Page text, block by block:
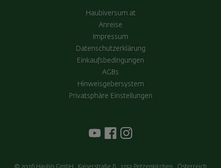
Haubiversum.at
Anreise
Impressum
Datenschutzerklärung
Einkaufsbedingungen
AGBs
Hinweisgebersystem
Privatsphäre Einstellungen
© 2026 Haubis GmbH Kaiserstraße 8 3252 Petzenkirchen Österreich